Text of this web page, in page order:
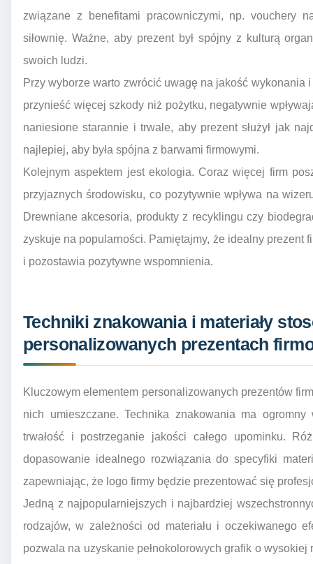
związane z benefitami pracowniczymi, np. vouchery
siłownię. Ważne, aby prezent był spójny z kulturą
swoich ludzi.
Przy wyborze warto zwrócić uwagę na jakość wykonania
przynieść więcej szkody niż pożytku, negatywnie
naniesione starannie i trwale, aby prezent służył jak
najlepiej, aby była spójna z barwami firmowymi.
Kolejnym aspektem jest ekologia. Coraz więcej firm
przyjaznych środowisku, co pozytywnie wpływa na
Drewniane akcesoria, produkty z recyklingu czy
zyskuje na popularności. Pamiętajmy, że idealny prezent
i pozostawia pozytywne wspomnienia.
Techniki znakowania i materiały
personalizowanych prezentach
Kluczowym elementem personalizowanych prezentów
nich umieszczane. Technika znakowania ma
trwałość i postrzeganie jakości całego upominku.
dopasowanie idealnego rozwiązania do specyfiki
zapewniając, że logo firmy będzie prezentować się
Jedną z najpopularniejszych i najbardziej
rodzajów, w zależności od materiału i oczekiwanego
pozwala na uzyskanie pełnokolorowych grafik o